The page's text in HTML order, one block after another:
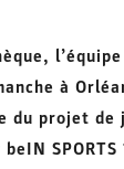
à
du projet de
SPORTS